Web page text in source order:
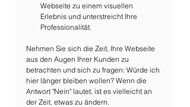
Webseite zu einem visuellen
Erlebnis und unterstreicht Ihre
Professionalität.
Nehmen Sie sich die Zeit, Ihre Webseite
aus den Augen Ihrer Kunden zu
betrachten und sich zu fragen: Würde ich
hier länger bleiben wollen? Wenn die
Antwort "Nein" lautet, ist es vielleicht an
der Zeit, etwas zu ändern.